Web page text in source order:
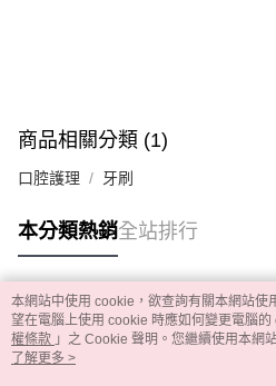
商品相關分類 (1)
口腔護理 牙刷
本分類熱銷全站排行
熱門標籤
本網站中使用 cookie，欲查詢有關本網站使
望在電腦上使用 cookie 時應如何變更電腦
權條款 」之 Cookie 聲明。您繼續使用本網
用條款之 Cookie 聲明使用 cookie。
了解更多 >